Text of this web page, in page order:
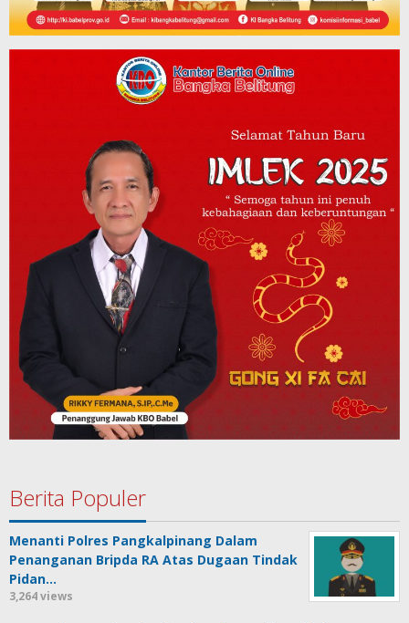
Berita Populer
Menanti Polres Pangkalpinang Dalam
Penanganan Bripda RA Atas Dugaan Tindak
Pidan…
3,264 views